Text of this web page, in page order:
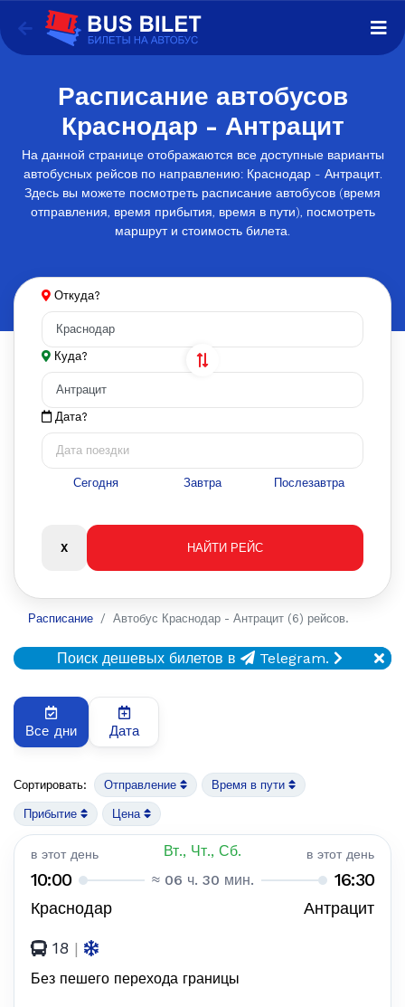
Расписание автобусов
Краснодар - Антрацит
На данной странице отображаются все доступные варианты
автобусных рейсов по направлению: Краснодар - Антрацит.
Здесь вы можете посмотреть расписание автобусов (время
отправления, время прибытия, время в пути), посмотреть
маршрут и стоимость билета.
Откуда?
Куда?
Дата?
Сегодня Завтра Послезавтра
Расписание Автобус Краснодар - Антрацит (6) рейсов.
Поиск дешевых билетов в Telegram.
Все дни Дата
Сортировать: Отправление Время в пути
Прибытие Цена
в этот день Вт., Чт., Сб. в этот день
10:00 ≈ 06 ч. 30 мин. 16:30
Краснодар Антрацит
18 |
Без пешего перехода границы